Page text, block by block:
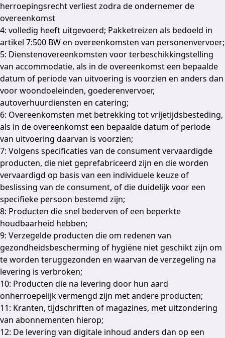
herroepingsrecht verliest zodra de ondernemer de
overeenkomst
4: volledig heeft uitgevoerd; Pakketreizen als bedoeld in
artikel 7:500 BW en overeenkomsten van personenvervoer;
5: Dienstenovereenkomsten voor terbeschikkingstelling
van accommodatie, als in de overeenkomst een bepaalde
datum of periode van uitvoering is voorzien en anders dan
voor woondoeleinden, goederenvervoer,
autoverhuurdiensten en catering;
6: Overeenkomsten met betrekking tot vrijetijdsbesteding,
als in de overeenkomst een bepaalde datum of periode
van uitvoering daarvan is voorzien;
7: Volgens specificaties van de consument vervaardigde
producten, die niet geprefabriceerd zijn en die worden
vervaardigd op basis van een individuele keuze of
beslissing van de consument, of die duidelijk voor een
specifieke persoon bestemd zijn;
8: Producten die snel bederven of een beperkte
houdbaarheid hebben;
9: Verzegelde producten die om redenen van
gezondheidsbescherming of hygiëne niet geschikt zijn om
te worden teruggezonden en waarvan de verzegeling na
levering is verbroken;
10: Producten die na levering door hun aard
onherroepelijk vermengd zijn met andere producten;
11: Kranten, tijdschriften of magazines, met uitzondering
van abonnementen hierop;
12: De levering van digitale inhoud anders dan op een